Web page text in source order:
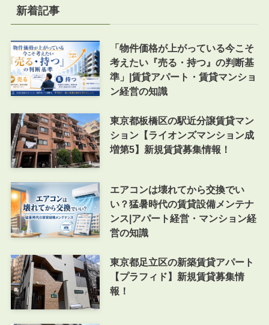
新着記事
「物件価格が上がっている今こそ
考えたい『売る・持つ』の判断基
準」|賃貸アパート・賃貸マンショ
ン経営の知識
東京都板橋区の駅近分譲賃貸マン
ション【ライオンズマンション成
増第5】新規賃貸募集情報！
エアコンは壊れてから交換でい
い？猛暑時代の賃貸設備メンテナ
ンス|アパート経営・マンション経
営の知識
東京都足立区の新築賃貸アパート
【プラフィド】新規賃貸募集情
報！